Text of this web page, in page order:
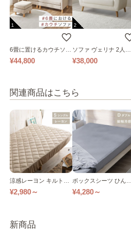
1
6畳に置けるカウチソフ
ァ｜ベージュ
¥44,800
2
ソファ ヴェリナ 2人掛
け
¥38,000
関連商品はこちら
涼感レーヨン キルトボ
ックスシーツ 接触涼感
¥2,980～
ボックスシーツ ひんや
り接触冷感 全２色
¥4,280～
新商品